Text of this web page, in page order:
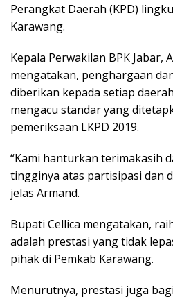
Perangkat Daerah (KPD)
Karawang.
Kepala Perwakilan BPK Jabar,
mengatakan, penghargaan
diberikan kepada setiap
mengacu standar yang
pemeriksaan LKPD 2019.
“Kami hanturkan terimakasih
tingginya atas partisipasi dan
jelas Armand.
Bupati Cellica mengatakan,
adalah prestasi yang tidak
pihak di Pemkab Karawang.
Menurutnya, prestasi juga